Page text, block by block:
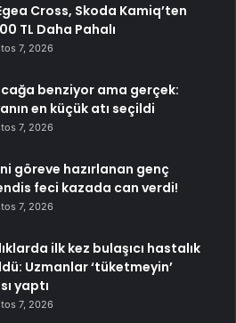
Cross, Skoda Kamiq’ten
TL Daha Pahalı
7, 2026
benziyor ama gerçek:
en küçük atı seçildi
7, 2026
göreve hazırlanan genç
feci kazada can verdi!
7, 2026
ilk kez bulaşıcı hastalık
Uzmanlar ‘tüketmeyin’
yaptı
7, 2026